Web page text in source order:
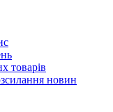
товарів
новин